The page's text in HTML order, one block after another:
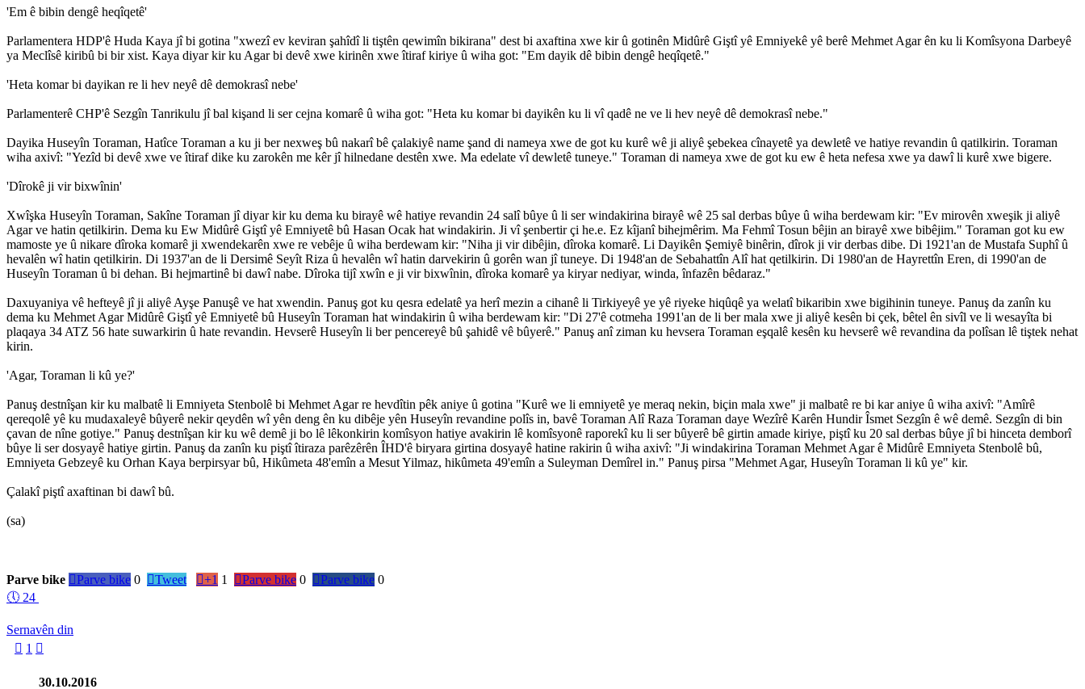
'Em ê bibin dengê heqîqetê'
Parlamentera HDP'ê Huda Kaya jî bi gotina "xwezî ev keviran şahîdî li tiştên qewimîn bikirana" dest bi axaftina xwe kir û gotinên Midûrê Giştî yê Emniyekê yê berê Mehmet Agar ên ku li Komîsyona Darbeyê
ya Meclîsê kiribû bi bir xist. Kaya diyar kir ku Agar bi devê xwe kirinên xwe îtiraf kiriye û wiha got: "Em dayik dê bibin dengê heqîqetê."
'Heta komar bi dayikan re li hev neyê dê demokrasî nebe'
Parlamenterê CHP'ê Sezgîn Tanrikulu jî bal kişand li ser cejna komarê û wiha got: "Heta ku komar bi dayikên ku li vî qadê ne ve li hev neyê dê demokrasî nebe."
Dayika Huseyîn Toraman, Hatîce Toraman a ku ji ber nexweş bû nakarî bê çalakiyê name şand di nameya xwe de got ku kurê wê ji aliyê şebekea cînayetê ya dewletê ve hatiye revandin û qatilkirin. Toraman
wiha axivî: "Yezîd bi devê xwe ve îtiraf dike ku zarokên me kêr jî hilnedane destên xwe. Ma edelate vî dewletê tuneye." Toraman di nameya xwe de got ku ew ê heta nefesa xwe ya dawî li kurê xwe bigere.
'Dîrokê ji vir bixwînin'
Xwîşka Huseyîn Toraman, Sakîne Toraman jî diyar kir ku dema ku birayê wê hatiye revandin 24 salî bûye û li ser windakirina birayê wê 25 sal derbas bûye û wiha berdewam kir: "Ev mirovên xweşik ji aliyê
Agar ve hatin qetilkirin. Dema ku Ew Midûrê Giştî yê Emniyetê bû Hasan Ocak hat windakirin. Ji vî şenbertir çi he.e. Ez kîjanî bihejmêrim. Ma Fehmî Tosun bêjin an birayê xwe bibêjim." Toraman got ku ew
mamoste ye û nikare dîroka komarê ji xwendekarên xwe re vebêje û wiha berdewam kir: "Niha ji vir dibêjin, dîroka komarê. Li Dayikên Şemiyê binêrin, dîrok ji vir derbas dibe. Di 1921'an de Mustafa Suphî û
hevalên wî hatin qetilkirin. Di 1937'an de li Dersimê Seyît Riza û hevalên wî hatin darvekirin û gorên wan jî tuneye. Di 1948'an de Sebahattîn Alî hat qetilkirin. Di 1980'an de Hayrettîn Eren, di 1990'an de
Huseyîn Toraman û bi dehan. Bi hejmartinê bi dawî nabe. Dîroka tijî xwîn e ji vir bixwînin, dîroka komarê ya kiryar nediyar, winda, înfazên bêdaraz."
Daxuyaniya vê hefteyê jî ji aliyê Ayşe Panuşê ve hat xwendin. Panuş got ku qesra edelatê ya herî mezin a cihanê li Tirkiyeyê ye yê riyeke hiqûqê ya welatî bikaribin xwe bigihinin tuneye. Panuş da zanîn ku
dema ku Mehmet Agar Midûrê Giştî yê Emniyetê bû Huseyîn Toraman hat windakirin û wiha berdewam kir: "Di 27'ê cotmeha 1991'an de li ber mala xwe ji aliyê kesên bi çek, bêtel ên sivîl ve li wesayîta bi
plaqaya 34 ATZ 56 hate suwarkirin û hate revandin. Hevserê Huseyîn li ber pencereyê bû şahidê vê bûyerê." Panuş anî ziman ku hevsera Toraman eşqalê kesên ku hevserê wê revandina da polîsan lê tiştek nehat
kirin.
'Agar, Toraman li kû ye?'
Panuş destnîşan kir ku malbatê li Emniyeta Stenbolê bi Mehmet Agar re hevdîtin pêk aniye û gotina "Kurê we li emniyetê ye meraq nekin, biçin mala xwe" ji malbatê re bi kar aniye û wiha axivî: "Amîrê
qereqolê yê ku mudaxaleyê bûyerê nekir qeydên wî yên deng ên ku dibêje yên Huseyîn revandine polîs in, bavê Toraman Alî Raza Toraman daye Wezîrê Karên Hundir Îsmet Sezgîn ê wê demê. Sezgîn di bin
çavan de nîne gotiye." Panuş destnîşan kir ku wê demê ji bo lê lêkonkirin komîsyon hatiye avakirin lê komîsyonê raporekî ku li ser bûyerê bê girtin amade kiriye, piştî ku 20 sal derbas bûye jî bi hinceta demborî
bûye li ser dosyayê hatiye girtin. Panuş da zanîn ku piştî îtiraza parêzêrên ÎHD'ê biryara girtina dosyayê hatine rakirin û wiha axivî: "Ji windakirina Toraman Mehmet Agar ê Midûrê Emniyeta Stenbolê bû,
Emniyeta Gebzeyê ku Orhan Kaya berpirsyar bû, Hikûmeta 48'emîn a Mesut Yilmaz, hikûmeta 49'emîn a Suleyman Demîrel in." Panuş pirsa "Mehmet Agar, Huseyîn Toraman li kû ye" kir.
Çalakî piştî axaftinan bi dawî bû.
(sa)
Parve bike Parve bike 0 Tweet +1 1 Parve bike 0 Parve bike 0
🕔 24
Sernavên din
 1 
30.10.2016